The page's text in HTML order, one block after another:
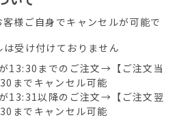
様ご自身でキャンセルが可能で
受け付けておりません
13:30までのご注文→【ご注文当
までキャンセル可能
13:31以降のご注文→【ご注文翌
までキャンセル可能